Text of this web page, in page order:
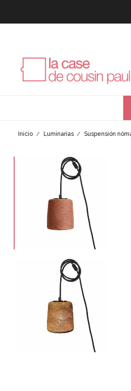
Inicio Luminarias Suspensión